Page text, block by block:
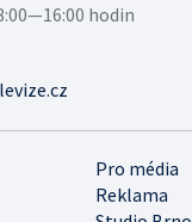
Pro média
Reklama
hodin